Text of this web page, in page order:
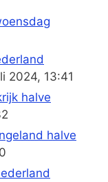
2024, 13:41
halve
halve